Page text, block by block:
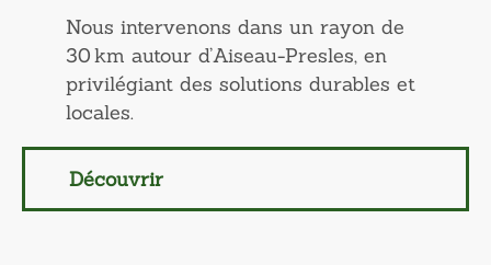
Nous intervenons dans un rayon de
30 km autour d’Aiseau-Presles, en
privilégiant des solutions durables et
locales.
Découvrir